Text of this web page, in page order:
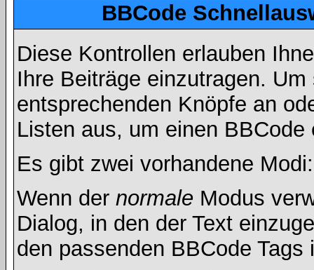
BBCode
Diese Kontrollen erlauben
Ihre Beiträge einzutragen.
entsprechenden Knöpfe an
Listen aus, um einen BBCode
Es gibt zwei vorhandene
Wenn der normale Modus
Dialog, in den der Text
den passenden BBCode